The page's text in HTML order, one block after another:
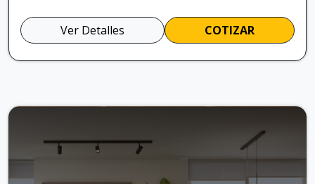
Ver Detalles COTIZAR